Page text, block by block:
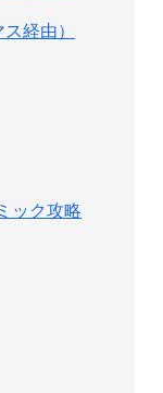
経由）
ック攻略